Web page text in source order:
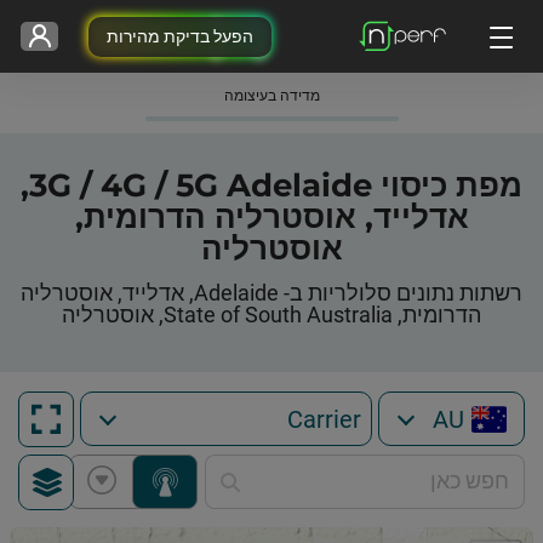
הפעל בדיקת מהירות
מדידה בעיצומה
מפת כיסוי 3G / 4G / 5G Adelaide,
אדלייד, אוסטרליה הדרומית,
אוסטרליה
רשתות נתונים סלולריות ב- Adelaide, אדלייד, אוסטרליה
הדרומית, State of South Australia, אוסטרליה
AU